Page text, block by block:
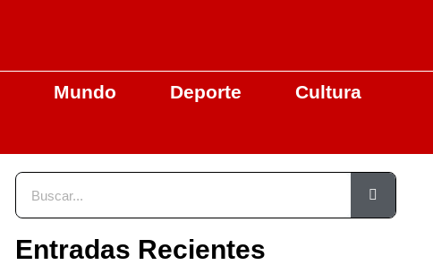
Mundo Deporte
Cultura
Entradas Recientes